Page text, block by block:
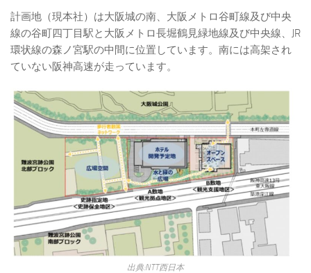
計画地（現本社）は大阪城の南、大阪メトロ谷町線及び中央
線の谷町四丁目駅と大阪メトロ長堀鶴見緑地線及び中央線、JR
環状線の森ノ宮駅の中間に位置しています。南には高架され
ていない阪神高速が走っています。
出典:NTT西日本